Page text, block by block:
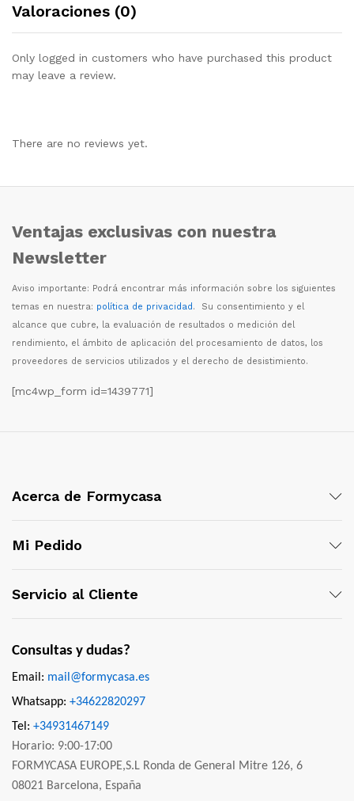
Valoraciones (0)
Only logged in customers who have purchased this product
may leave a review.
There are no reviews yet.
Ventajas exclusivas con nuestra
Newsletter
Aviso importante: Podrá encontrar más información sobre los siguientes
temas en nuestra: política de privacidad. Su consentimiento y el
alcance que cubre, la evaluación de resultados o medición del
rendimiento, el ámbito de aplicación del procesamiento de datos, los
proveedores de servicios utilizados y el derecho de desistimiento.
[mc4wp_form id=1439771]
Acerca de Formycasa
Mi Pedido
Servicio al Cliente
Consultas y dudas?
Email: mail@formycasa.es
Whatsapp: +34622820297
Tel: +34931467149
Horario: 9:00-17:00
FORMYCASA EUROPE,S.L Ronda de General Mitre 126, 6
08021 Barcelona, España